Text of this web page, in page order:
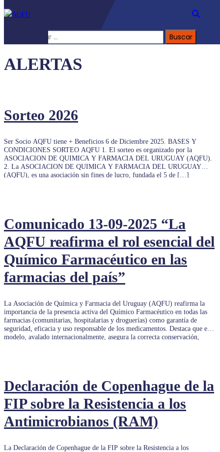
ALERTAS
Sorteo 2026
Ser Socio AQFU tiene + Beneficios 6 de Diciembre 2025. BASES Y
CONDICIONES SORTEO AQFU 1. El sorteo es organizado por la
ASOCIACION DE QUIMICA Y FARMACIA DEL URUGUAY (AQFU).
2. La ASOCIACION DE QUIMICA Y FARMACIA DEL URUGUAY
(AQFU), es una asociación sin fines de lucro, fundada el 5 de […]
Comunicado 13-09-2025 “La
AQFU reafirma el rol esencial del
Químico Farmacéutico en las
farmacias del país”
La Asociación de Química y Farmacia del Uruguay (AQFU) reafirma la
importancia de la presencia activa del Químico Farmacéutico en todas las
farmacias (comunitarias, hospitalarias y droguerías) como garantía de
seguridad, eficacia y uso responsable de los medicamentos. Destaca que este
modelo, avalado internacionalmente, asegura la correcta conservación,
Declaración de Copenhague de la
FIP sobre la Resistencia a los
Antimicrobianos (RAM)
La Declaración de Copenhague de la FIP sobre la Resistencia a los